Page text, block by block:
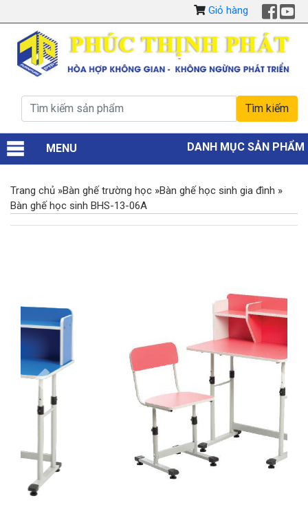
Giỏ hàng
MENU DANH MỤC SẢN PHẨM
Trang chủ »Bàn ghế trường học »Bàn ghế học sinh gia đình »
Bàn ghế học sinh BHS-13-06A
Previous